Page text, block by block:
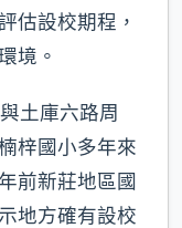
估設校期程，
境。
土庫六路周
梓國小多年來
前新莊地區國
地方確有設校